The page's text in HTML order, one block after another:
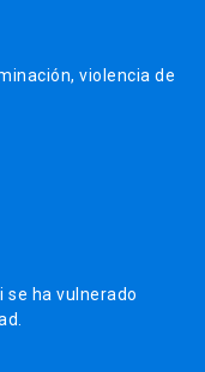
violencia de
se ha vulnerado